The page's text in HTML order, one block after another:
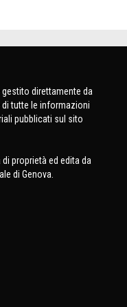
direttamente da
di tutte le informazioni
pubblicati sul sito
di proprietà ed edita da
di Genova.